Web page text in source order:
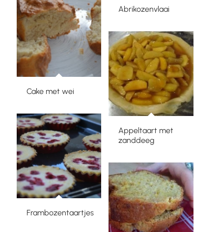
Abrikozenvlaai
Cake met wei
Appeltaart met
zanddeeg
Frambozentaartjes